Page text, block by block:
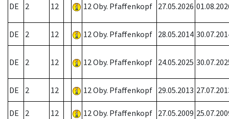
DE 2 12 12 Oby. Pfaffenkopf 27.05.2026
DE 2 12 12 Oby. Pfaffenkopf 28.05.2014
DE 2 12 12 Oby. Pfaffenkopf 24.05.2025
DE 2 12 12 Oby. Pfaffenkopf 29.05.2013
DE 2 12 12 Oby. Pfaffenkopf 27.05.2009